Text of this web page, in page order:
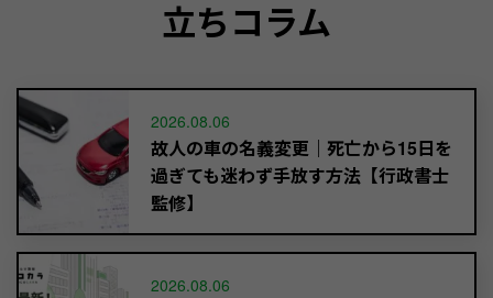
立ちコラム
2026.08.06
故人の車の名義変更｜死亡から15日を
過ぎても迷わず手放す方法【行政書士
監修】
2026.08.06